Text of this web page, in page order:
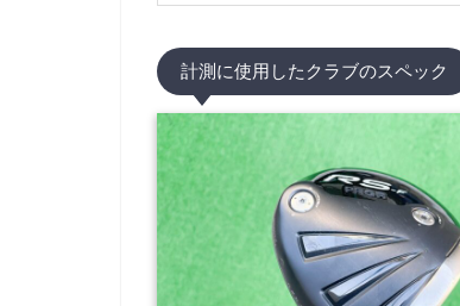
計測に使用したクラブのスペック